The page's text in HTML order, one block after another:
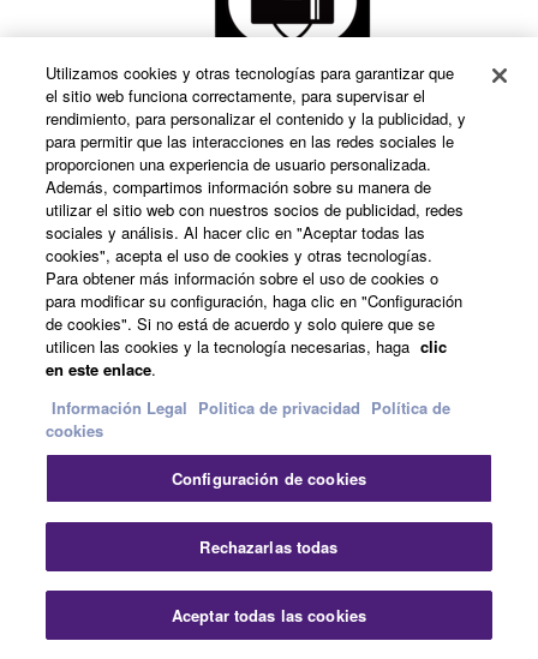
Recupera configuraciones completas para
cada tema al instante durante actuaciones
en directo.
Reproduce pistas de acompañamiento sin
necesidad de un ordenador
Utilizamos cookies y otras tecnologías para garantizar que
el sitio web funciona correctamente, para supervisar el
rendimiento, para personalizar el contenido y la publicidad, y
para permitir que las interacciones en las redes sociales le
proporcionen una experiencia de usuario personalizada.
Además, compartimos información sobre su manera de
utilizar el sitio web con nuestros socios de publicidad, redes
sociales y análisis. Al hacer clic en "Aceptar todas las
cookies", acepta el uso de cookies y otras tecnologías.
Para obtener más información sobre el uso de cookies o
para modificar su configuración, haga clic en "Configuración
de cookies". Si no está de acuerdo y solo quiere que se
utilicen las cookies y la tecnología necesarias, haga clic
en este enlace.
Información Legal Politica de privacidad Política de
cookies
Configuración de cookies
Rechazarlas todas
Aceptar todas las cookies